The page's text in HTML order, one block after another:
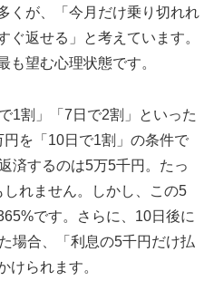
くが、「今月だけ乗り切れれ
ぐ返せる」と考えています。
も望む心理状態です。
1割」「7日で2割」といった
を「10日で1割」の条件で
済するのは5万5千円。たっ
れません。しかし、この5
です。さらに、10日後に
場合、「利息の5千円だけ払
けられます。